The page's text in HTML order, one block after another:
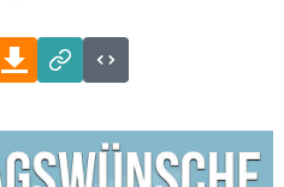
WhatsAppDownload
Link
Code